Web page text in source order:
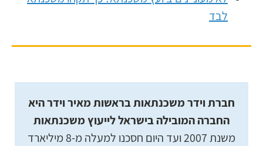
לבד
חברת וידר משכנתאות בראשות מאיר וידר היא
החברה המובילה בישראל לייעוץ משכנתאות
משנת 2007 ועד היום חסכנו למעלה מ-8 מיליארד